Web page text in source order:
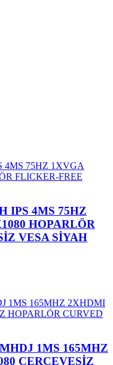
IPS 4MS 75HZ
HOPARLÖR
VESA SİYAH
1MS 165MHZ
ÇERÇEVESİZ